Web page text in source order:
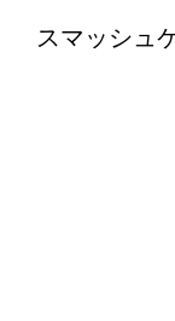
スマッシュ